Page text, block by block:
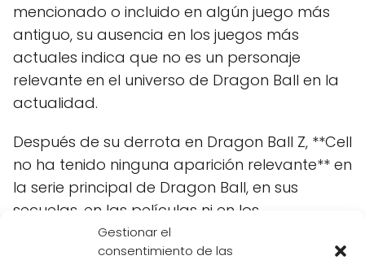
Gestionar el
consentimiento de las
mencionado o incluido en algún juego más
antiguo, su ausencia en los juegos más
actuales indica que no es un personaje
relevante en el universo de Dragon Ball en la
actualidad.
Después de su derrota en Dragon Ball Z, **Cell
no ha tenido ninguna aparición relevante** en
la serie principal de Dragon Ball, en sus
secuelas, en las películas ni en los
videojuegos.